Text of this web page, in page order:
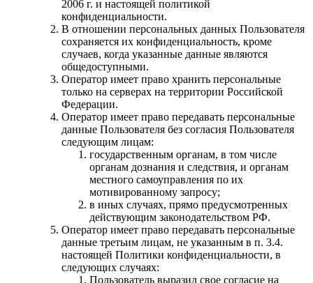
2006 г. и настоящей политикой
конфиденциальности.
В отношении персональных данных Пользователя
сохраняется их конфиденциальность, кроме
случаев, когда указанные данные являются
общедоступными.
Оператор имеет право хранить персональные
только на серверах на территории Российской
Федерации.
Оператор имеет право передавать персональные
данные Пользователя без согласия Пользователя
следующим лицам:
государственным органам, в том числе
органам дознания и следствия, и органам
местного самоуправления по их
мотивированному запросу;
в иных случаях, прямо предусмотренных
действующим законодательством РФ.
Оператор имеет право передавать персональные
данные третьим лицам, не указанным в п. 3.4.
настоящей Политики конфиденциальности, в
следующих случаях:
Пользователь выразил свое согласие на